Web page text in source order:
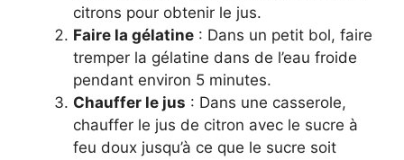
citrons pour obtenir le jus.
Faire la gélatine : Dans un petit bol, faire
tremper la gélatine dans de l’eau froide
pendant environ 5 minutes.
Chauffer le jus : Dans une casserole,
chauffer le jus de citron avec le sucre à
feu doux jusqu’à ce que le sucre soit